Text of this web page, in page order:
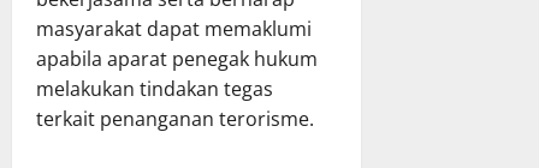
masyarakat dapat memaklumi
apabila aparat penegak hukum
melakukan tindakan tegas
terkait penanganan terorisme.